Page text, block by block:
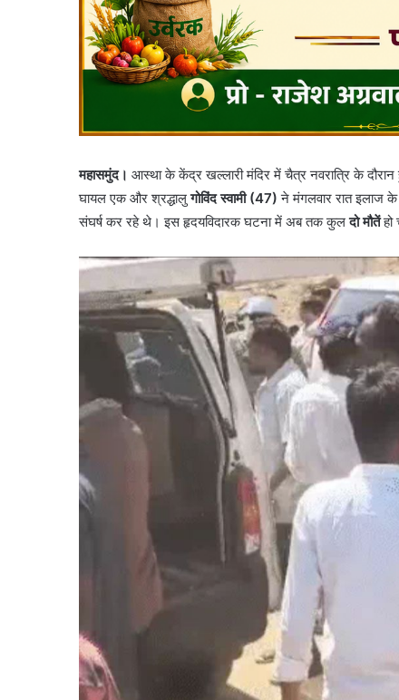
महासमुंद। आस्था के केंद्र खल्लारी मंदिर में चैत्र नवरात्रि के दौरान
घायल एक और श्रद्धालुगोविंद स्वामी (47) ने मंगलवार रात इलाज के
संघर्ष कर रहे थे। इस हृदयविदारक घटना में अब तक कुलदो मौतेंहो